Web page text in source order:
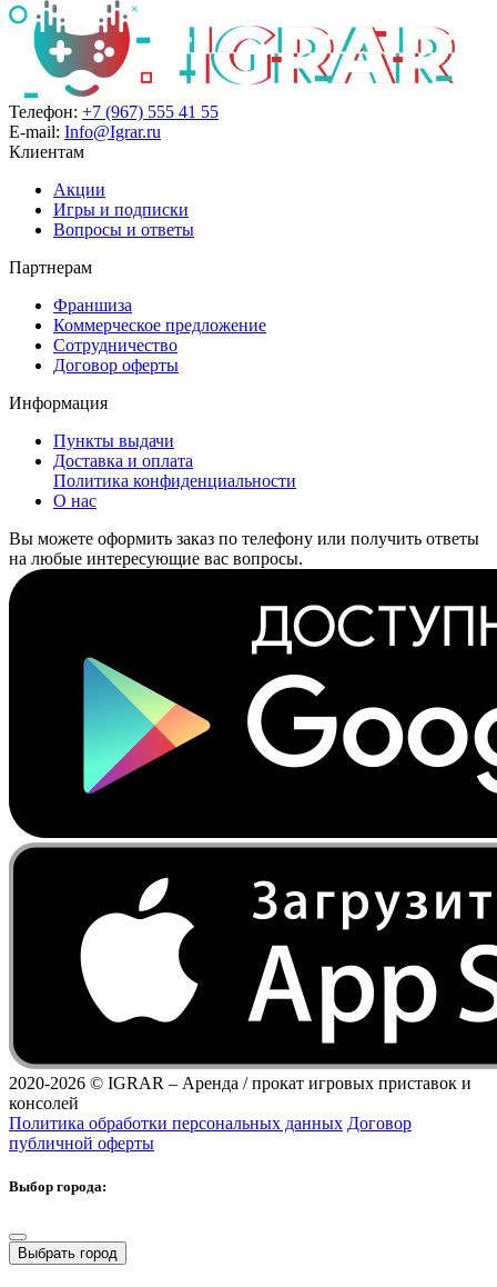
Телефон: +7 (967) 555 41 55
E-mail: Info@Igrar.ru
Клиентам
Акции
Игры и подписки
Вопросы и ответы
Партнерам
Франшиза
Коммерческое предложение
Сотрудничество
Договор оферты
Информация
Пункты выдачи
Доставка и оплата
Политика конфиденциальности
О нас
Вы можете оформить заказ по телефону или получить ответы
на любые интересующие вас вопросы.
2020-2026 © IGRAR – Аренда / прокат игровых приставок и
консолей
Политика обработки персональных данных Договор
публичной оферты
Выбор города:
Выбрать город